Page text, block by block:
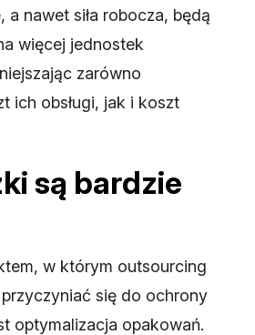
a nawet siła robocza, będą
więcej jednostek
zarówno
ich obsługi, jak i koszt
są bardzie
w którym outsourcing
się do ochrony
optymalizacja opakowań.